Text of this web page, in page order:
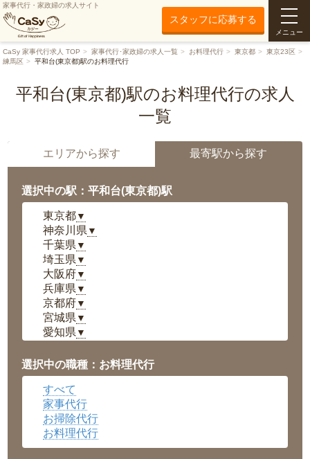
家事代行・家政婦の求人サイト
スタッフに応募する
メニュー
CaSy 家事代行求人 TOP 家事代行･家政婦の求人一覧 お料理代行 東京都
東京23区
練馬区
平和台(東京都)駅のお料理代行
平和台(東京都)駅のお料理代行の求人
一覧
エリアから探す 最寄駅から探す
選択中の駅：平和台(東京都)駅
東京都▼
神奈川県 ▼
千葉県 ▼
埼玉県 ▼
大阪府▼
兵庫県 ▼
京都府▼
宮城県 ▼
愛知県 ▼
岡山県▼
広島県▼
沖縄県
選択中の職種：お料理代行
すべて
家事代行
お掃除代行
お料理代行